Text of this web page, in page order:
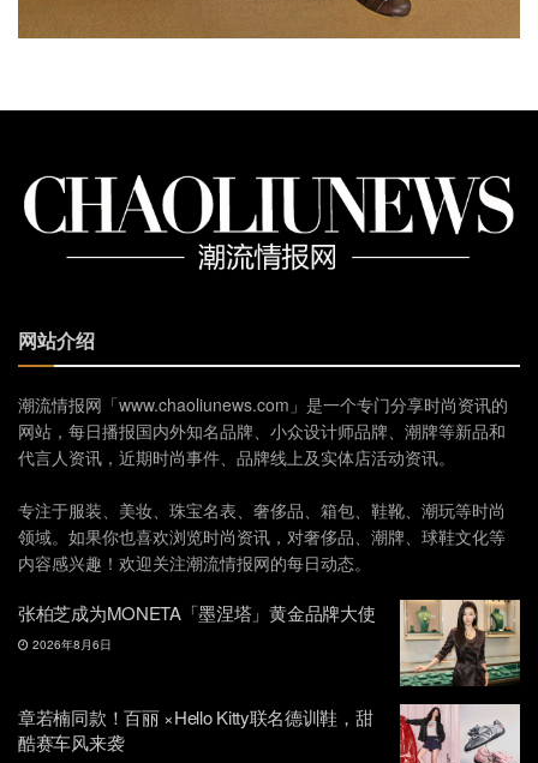
网站介绍
潮流情报网「www.chaoliunews.com」是一个专门分享时尚资讯的
网站，每日播报国内外知名品牌、小众设计师品牌、潮牌等新品和
代言人资讯，近期时尚事件、品牌线上及实体店活动资讯。
专注于服装、美妆、珠宝名表、奢侈品、箱包、鞋靴、潮玩等时尚
领域。如果你也喜欢浏览时尚资讯，对奢侈品、潮牌、球鞋文化等
内容感兴趣！欢迎关注潮流情报网的每日动态。
张柏芝成为MONETA「墨涅塔」黄金品牌大使
2026年8月6日
章若楠同款！百丽 ×Hello Kitty联名德训鞋，甜
酷赛车风来袭